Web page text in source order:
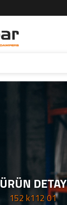
ÜRÜN DETAY
152 k112 01